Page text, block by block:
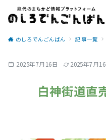
のしろでんごんばん 記事一覧
2025年7月16日 2025年7月
白神街道直